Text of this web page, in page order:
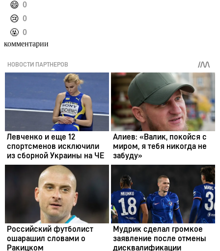
️😄 0
️😢 0
️🤬 0
комментарии